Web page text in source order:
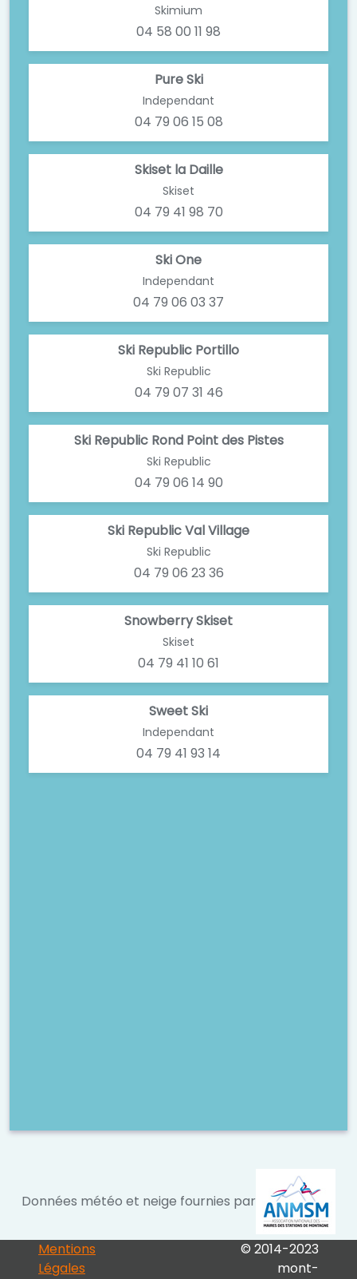
Skimium
04 58 00 11 98
Pure Ski
Independant
04 79 06 15 08
Skiset la Daille
Skiset
04 79 41 98 70
Ski One
Independant
04 79 06 03 37
Ski Republic Portillo
Ski Republic
04 79 07 31 46
Ski Republic Rond Point des Pistes
Ski Republic
04 79 06 14 90
Ski Republic Val Village
Ski Republic
04 79 06 23 36
Snowberry Skiset
Skiset
04 79 41 10 61
Sweet Ski
Independant
04 79 41 93 14
Données météo et neige fournies par
Mentions
Légales
© 2014-2023
mont-